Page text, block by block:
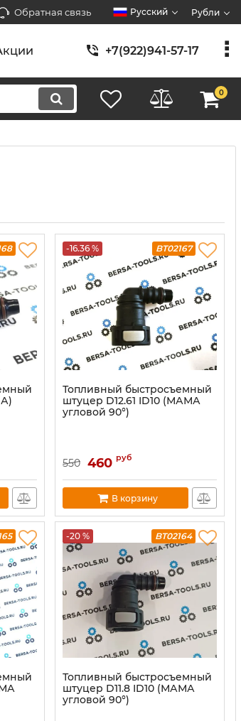
Обратная связь Русский Рубли
+7(922)941-57-17
0
-16.36 % BT02167
Топливный быстросъемный
штуцер D12.61 ID10 (МАМА
угловой 90°)
550 460 руб
В корзину
-20 % BT02164
Топливный быстросъемный
штуцер D11.8 ID10 (МАМА
угловой 90°)